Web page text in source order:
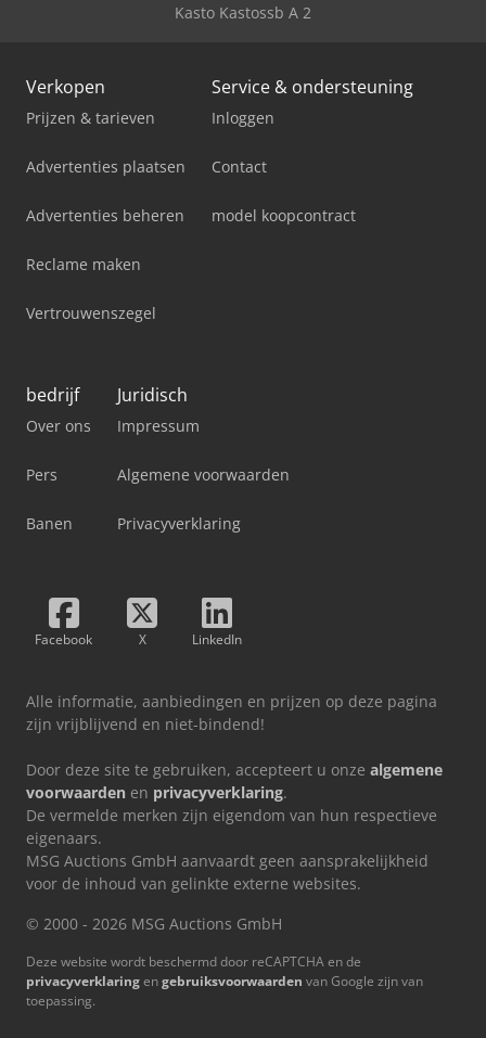
Kasto Kastossb A 2
Verkopen
Prijzen & tarieven
Advertenties plaatsen
Advertenties beheren
Reclame maken
Vertrouwenszegel
Service & ondersteuning
Inloggen
Contact
model koopcontract
bedrijf
Over ons
Pers
Banen
Juridisch
Impressum
Algemene voorwaarden
Privacyverklaring
Facebook X LinkedIn
Alle informatie, aanbiedingen en prijzen op deze pagina
zijn vrijblijvend en niet-bindend!
Door deze site te gebruiken, accepteert u onze algemene
voorwaarden en privacyverklaring.
De vermelde merken zijn eigendom van hun respectieve
eigenaars.
MSG Auctions GmbH aanvaardt geen aansprakelijkheid
voor de inhoud van gelinkte externe websites.
© 2000 - 2026 MSG Auctions GmbH
Deze website wordt beschermd door reCAPTCHA en de
privacyverklaringengebruiksvoorwaarden van Google zijn van
toepassing.